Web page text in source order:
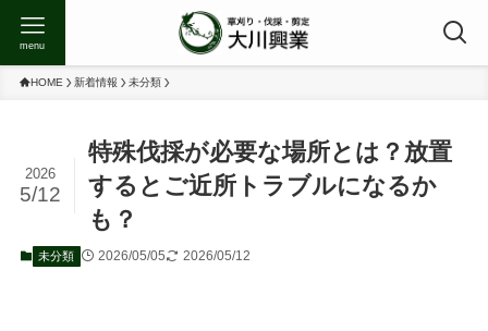
menu
HOME 新着情報 未分類
特殊伐採が必要な場所とは？放置
するとご近所トラブルになるか
も？
2026
5/12
未分類 2026/05/05 2026/05/12